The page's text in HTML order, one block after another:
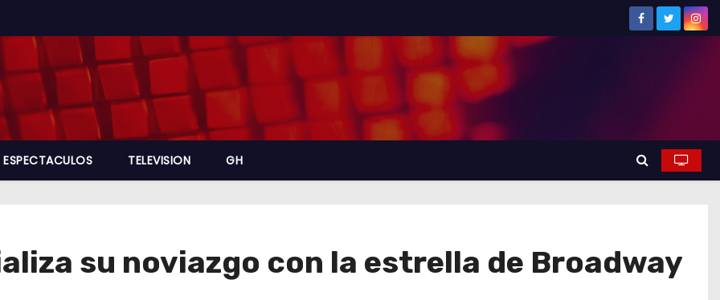
ESPECTACULOS TELEVISION GH
su noviazgo con la estrella de Broadway